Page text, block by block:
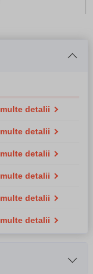
detalii
detalii
detalii
detalii
detalii
detalii